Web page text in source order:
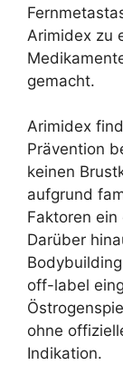
Arimidex zu
gemacht.
Arimidex
Prävention
keinen
aufgrund
Faktoren
Darüber
off-label
ohne
Indikation.